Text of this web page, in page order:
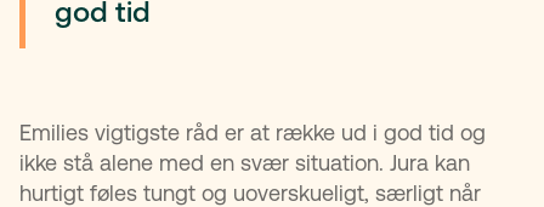
god tid
Emilies vigtigste råd er at række ud i god tid og
ikke stå alene med en svær situation. Jura kan
hurtigt føles tungt og uoverskueligt, særligt når